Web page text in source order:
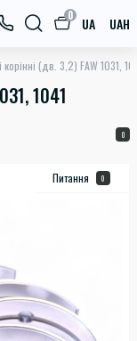
0 UA UAH
(дв. 3,2) FAW 1031,
1041
0
Питання 0